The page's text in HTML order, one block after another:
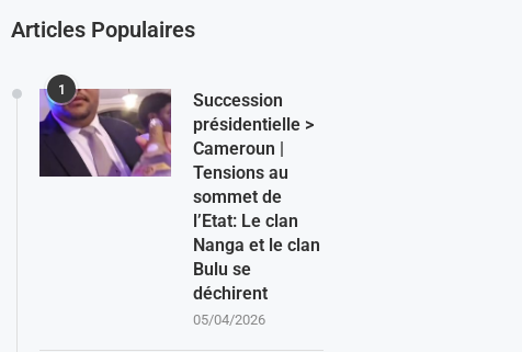
Articles Populaires
1
Succession
présidentielle >
Cameroun |
Tensions au
sommet de
l’Etat: Le clan
Nanga et le clan
Bulu se
déchirent
05/04/2026